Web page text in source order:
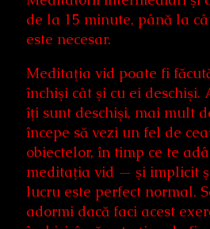
de la 15 minute, până la
este necesar.
Meditaţia vid poate fi
închişi cât şi cu ei deschişi.
îţi sunt deschişi, mai mult
începe să vezi un fel de
obiectelor, în timp ce te
meditaţia vid — şi implicit
lucru este perfect normal.
adormi dacă faci acest